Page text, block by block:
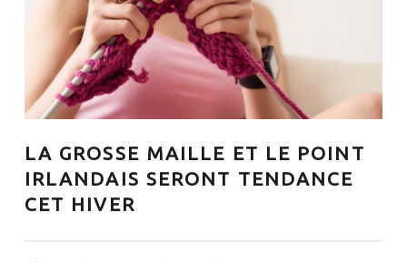
LA GROSSE MAILLE ET LE POINT
IRLANDAIS SERONT TENDANCE
CET HIVER